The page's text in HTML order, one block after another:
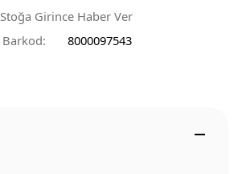
Stoğa Girince Haber Ver
Barkod:
8000097543